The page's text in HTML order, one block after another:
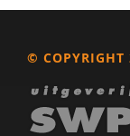
Linda van
© COPYRIGHT